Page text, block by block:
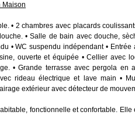
Maison
• 2 chambres avec placards
• Salle de bain avec douche,
• WC suspendu indépendant • Entrée
ouverte et équipée • Cellier avec
• Grande terrasse avec pergola en
rideau électrique et lave main •
extérieur avec détecteur de
fonctionnelle et confortable.